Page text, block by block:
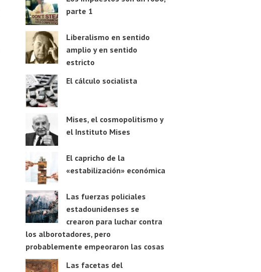
parte 1
Liberalismo en sentido
amplio y en sentido
estricto
El cálculo socialista
Mises, el cosmopolitismo y
el Instituto Mises
El capricho de la
«estabilización» económica
Las fuerzas policiales
estadounidenses se
crearon para luchar contra
los alborotadores, pero
probablemente empeoraron las cosas
Las facetas del